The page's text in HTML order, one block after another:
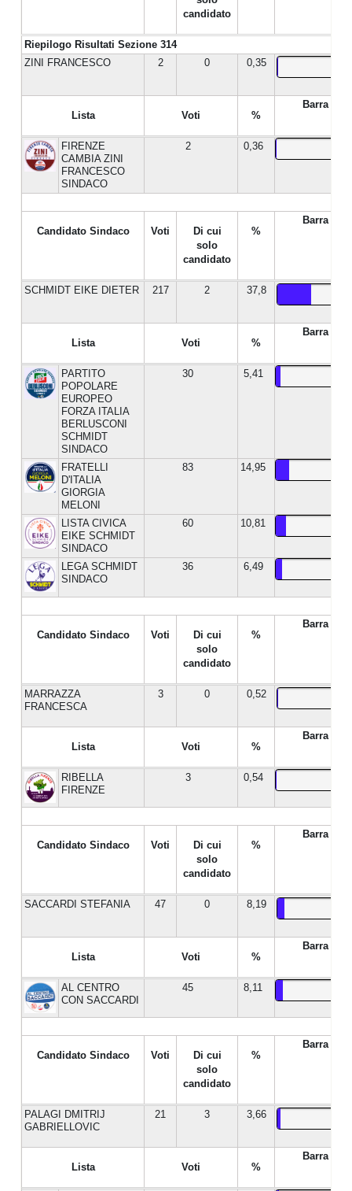
Riepilogo Risultati Sezione 314
candidato
ZINI FRANCESCO 2 0 0,35
Lista Voti %
Barra %
FIRENZE
CAMBIA ZINI
FRANCESCO
SINDACO
2 0,36
Candidato Sindaco Voti
Di cui
solo
candidato
%
Barra %
SCHMIDT EIKE DIETER 217 2 37,8
Lista Voti %
Barra %
PARTITO
POPOLARE
EUROPEO
FORZA ITALIA
BERLUSCONI
SCHMIDT
SINDACO
30 5,41
FRATELLI
D'ITALIA
GIORGIA
MELONI
83 14,95
LISTA CIVICA
EIKE SCHMIDT
SINDACO
60 10,81
LEGA SCHMIDT
SINDACO
36 6,49
Candidato Sindaco Voti
Di cui
solo
candidato
%
Barra %
MARRAZZA
FRANCESCA
3 0 0,52
Lista Voti %
Barra %
RIBELLA
FIRENZE
3 0,54
Candidato Sindaco Voti
Di cui
solo
candidato
%
Barra %
SACCARDI STEFANIA 47 0 8,19
Lista Voti %
Barra %
AL CENTRO
CON SACCARDI
45 8,11
Candidato Sindaco Voti
Di cui
solo
candidato
%
Barra %
PALAGI DMITRIJ
GABRIELLOVIC
21 3 3,66
Lista Voti %
Barra %